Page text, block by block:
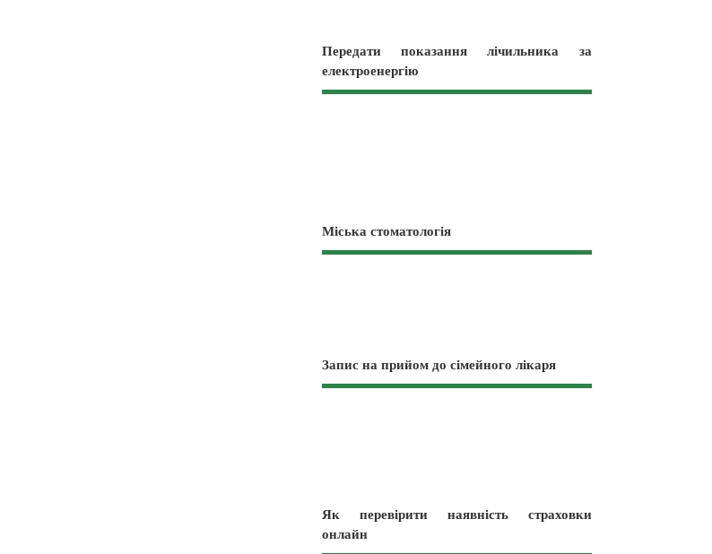
Передати показання лічильника за
електроенергію
Міська стоматологія
Запис на прийом до сімейного лікаря
Як перевірити наявність страховки
онлайн